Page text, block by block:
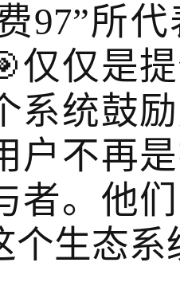
97”所
仅仅是
系统鼓
户不再
者。他
个生态